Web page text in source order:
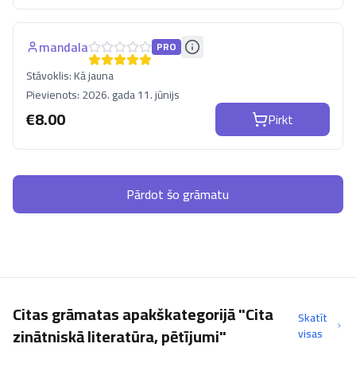
mandala PRO
Stāvoklis:Kā jauna
Pievienots:2026. gada 11. jūnijs
€8.00 Pirkt
Pārdot šo grāmatu
Citas grāmatas apakškategorijā "Cita
zinātniskā literatūra, pētījumi"
Skatīt
visas